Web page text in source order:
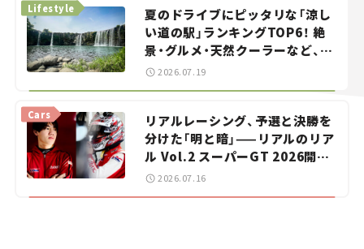
夏のドライブにピッタリな「涼し
い道の駅」ランキングTOP6！ 絶
景・グルメ・天然クーラーなど、避
暑におすすめのスポットを紹介
Lifestyle
2026.07.19
リアルレーシング、予選と決勝を
分けた「明と暗」——リアルのリア
ル Vol.2 スーパーGT 2026開幕
戦 岡山国際サーキット
Cars
2026.07.16